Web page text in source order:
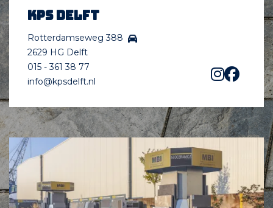
KPS Delft
Rotterdamseweg 388
2629 HG Delft
015 - 361 38 77
info@kpsdelft.nl